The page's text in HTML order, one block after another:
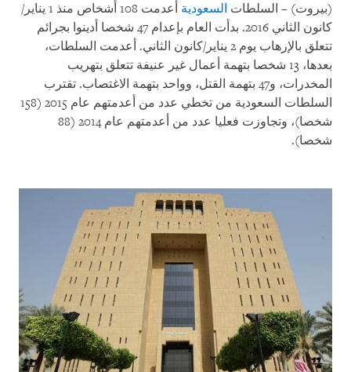
(بيروت) – السلطات السعودية
أعدمت 108 أشخاص منذ 1 يناير/
كانون الثاني 2016. بدأت العام بإعدام 47 شخصا أدينوا بجرائم
تتعلق بالإرهاب يوم 2 يناير/كانون الثاني. أعدمت السلطات،
بعدها، 13 شخصا بتهمة أعمال غير عنيفة تتعلق بتهريب
المخدرات، و47 بتهمة القتل، وواحد بتهمة الاغتصاب. تقترب
السلطات السعودية من تخطي عدد من أعدمتهم عام 2015 (158
شخصا)، وتجاوزت فعليا عدد من أعدمتهم عام 2014 (88
شخصا).